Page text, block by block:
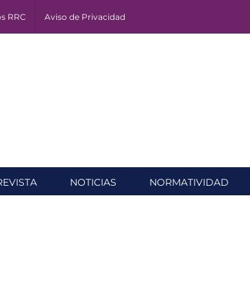
RRC Aviso de Privacidad
NOTICIAS NORMATIVIDAD